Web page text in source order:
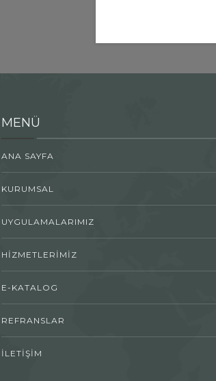
MENÜ
ANA SAYFA
KURUMSAL
UYGULAMALARIMIZ
HİZMETLERİMİZ
E-KATALOG
REFRANSLAR
İLETİŞİM